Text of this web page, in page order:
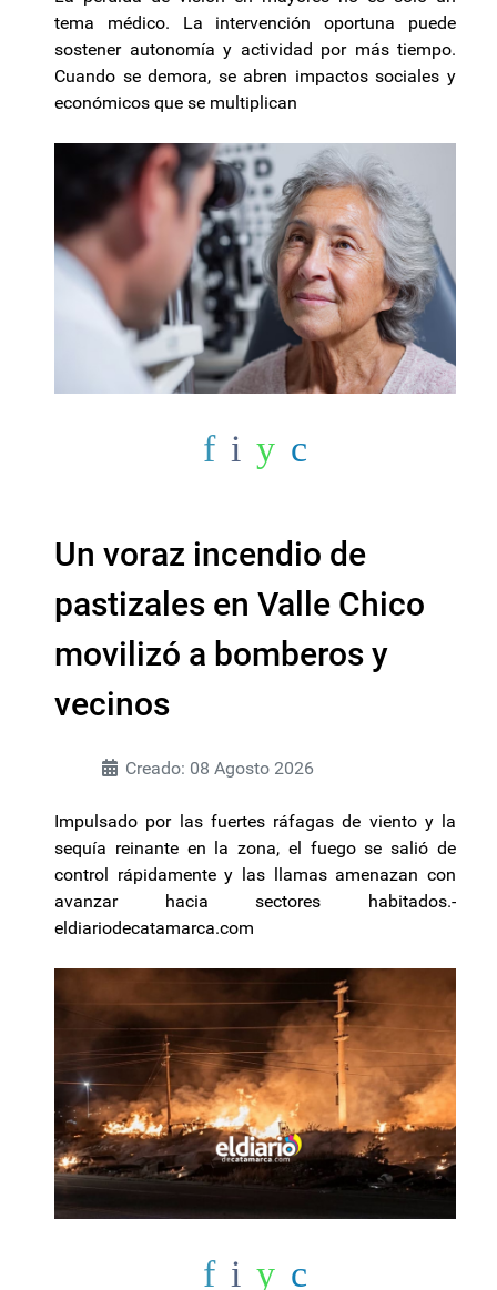
tema médico. La intervención oportuna puede
sostener autonomía y actividad por más tiempo.
Cuando se demora, se abren impactos sociales y
económicos que se multiplican
Un voraz incendio de
pastizales en Valle Chico
movilizó a bomberos y
vecinos
Creado: 08 Agosto 2026
Impulsado por las fuertes ráfagas de viento y la
sequía reinante en la zona, el fuego se salió de
control rápidamente y las llamas amenazan con
avanzar hacia sectores habitados.-
eldiariodecatamarca.com